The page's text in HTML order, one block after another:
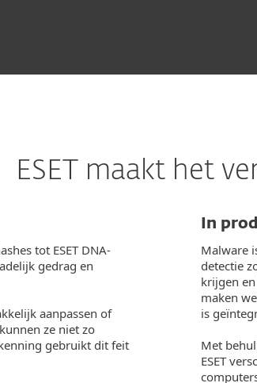
ESET maakt het
tot ESET DNA-
gedrag en
aanpassen of
ze niet zo
gebruikt dit feit
In
Malware
detectie
krijgen
maken
is
Met
ESET